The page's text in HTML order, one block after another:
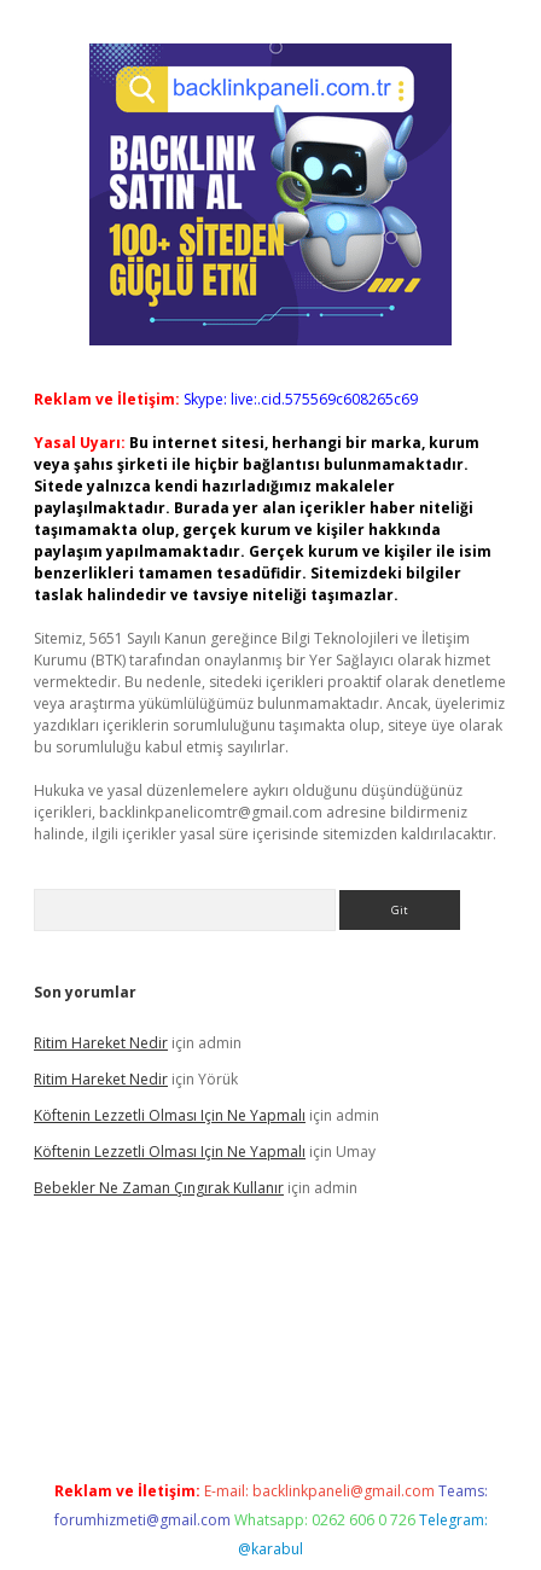
Reklam ve İletişim: Skype: live:.cid.575569c608265c69
Yasal Uyarı: Bu internet sitesi, herhangi bir marka, kurum
veya şahıs şirketi ile hiçbir bağlantısı bulunmamaktadır.
Sitede yalnızca kendi hazırladığımız makaleler
paylaşılmaktadır. Burada yer alan içerikler haber niteliği
taşımamakta olup, gerçek kurum ve kişiler hakkında
paylaşım yapılmamaktadır. Gerçek kurum ve kişiler ile isim
benzerlikleri tamamen tesadüfidir. Sitemizdeki bilgiler
taslak halindedir ve tavsiye niteliği taşımazlar.
Sitemiz, 5651 Sayılı Kanun gereğince Bilgi Teknolojileri ve İletişim
Kurumu (BTK) tarafından onaylanmış bir Yer Sağlayıcı olarak hizmet
vermektedir. Bu nedenle, sitedeki içerikleri proaktif olarak denetleme
veya araştırma yükümlülüğümüz bulunmamaktadır. Ancak, üyelerimiz
yazdıkları içeriklerin sorumluluğunu taşımakta olup, siteye üye olarak
bu sorumluluğu kabul etmiş sayılırlar.
Hukuka ve yasal düzenlemelere aykırı olduğunu düşündüğünüz
içerikleri, backlinkpanelicomtr@gmail.com adresine bildirmeniz
halinde, ilgili içerikler yasal süre içerisinde sitemizden kaldırılacaktır.
Son yorumlar
Ritim Hareket Nedir için admin
Ritim Hareket Nedir için Yörük
Köftenin Lezzetli Olması Için Ne Yapmalı için admin
Köftenin Lezzetli Olması Için Ne Yapmalı için Umay
Bebekler Ne Zaman Çıngırak Kullanır için admin
Reklam ve İletişim: E-mail: backlinkpaneli@gmail.com Teams:
forumhizmeti@gmail.com Whatsapp: 0262 606 0 726 Telegram:
@karabul